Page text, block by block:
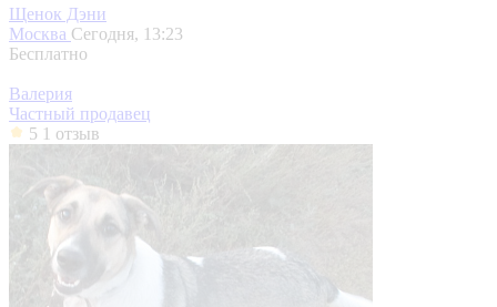
Щенок Дэни
Москва Сегодня, 13:23
Бесплатно
Валерия
Частный продавец
5 1 отзыв